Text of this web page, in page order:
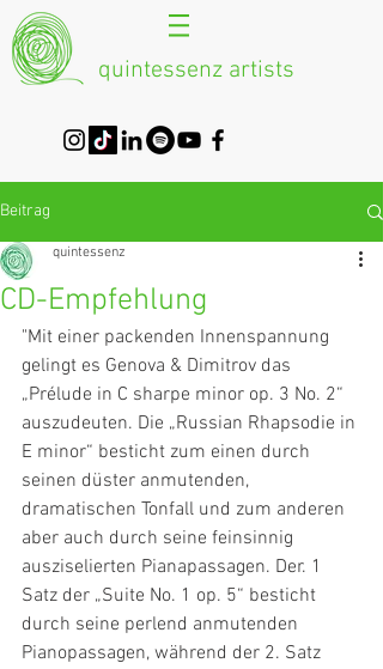
quintessenz artists
Beitrag
CD-Empfehlung
quintessenz
"Mit einer packenden Innenspannung
gelingt es Genova & Dimitrov das
„Prélude in C sharpe minor op. 3 No. 2“
auszudeuten. Die „Russian Rhapsodie in
E minor“ besticht zum einen durch
seinen düster anmutenden,
dramatischen Tonfall und zum anderen
aber auch durch seine feinsinnig
ausziselierten Pianapassagen. Der. 1
Satz der „Suite No. 1 op. 5“ besticht
durch seine perlend anmutenden
Pianopassagen, während der 2. Satz